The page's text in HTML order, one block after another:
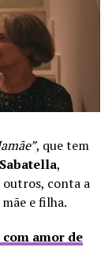
, que tem
,
conta a
e filha.
com amor de